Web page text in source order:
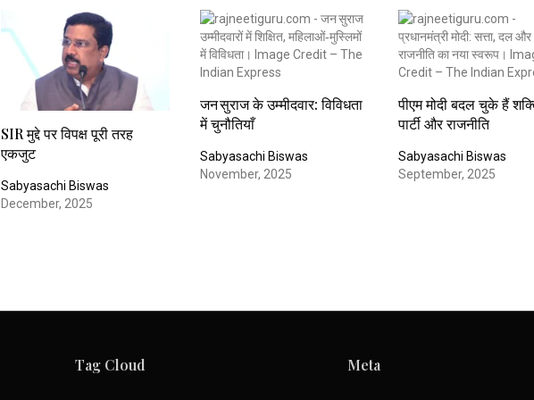
SIR मुद्दे पर विपक्ष पूरी तरह
एकजुट
Sabyasachi Biswas
December, 2025
जन सुराज के उम्मीदवार: विविधता
में चुनौतियाँ
Sabyasachi Biswas
November, 2025
पीएम मोदी बदल चुके हैं
पार्टी और राजनीति
Sabyasachi Biswas
September, 2025
Tag Cloud Meta